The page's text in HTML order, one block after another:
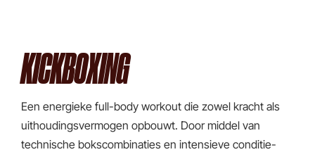
KICKBOXING
Een energieke full-body workout die zowel kracht als
uithoudingsvermogen opbouwt. Door middel van
technische bokscombinaties en intensieve conditie-